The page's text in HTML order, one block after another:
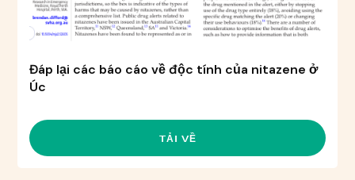
Đáp lại các báo cáo về độc tính của nitazene ở
Úc
TẢI VỀ